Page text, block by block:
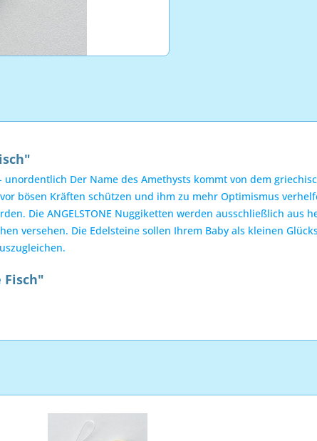
unordentlich Der Name des Amethysts kommt von dem
bösen Kräften schützen und ihm zu mehr Optimismus
Die ANGELSTONE Nuggiketten werden ausschließlich aus
versehen. Die Edelsteine sollen Ihrem Baby als kleinen